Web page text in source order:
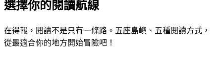
選擇你的閱讀航線
在得報，閱讀不是只有一條路。五座島嶼、五種閱讀方式，
從最適合你的地方開始冒險吧！